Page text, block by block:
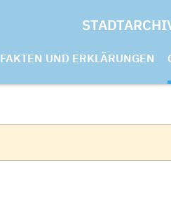
FAKTEN UND ERKLÄRUNGEN